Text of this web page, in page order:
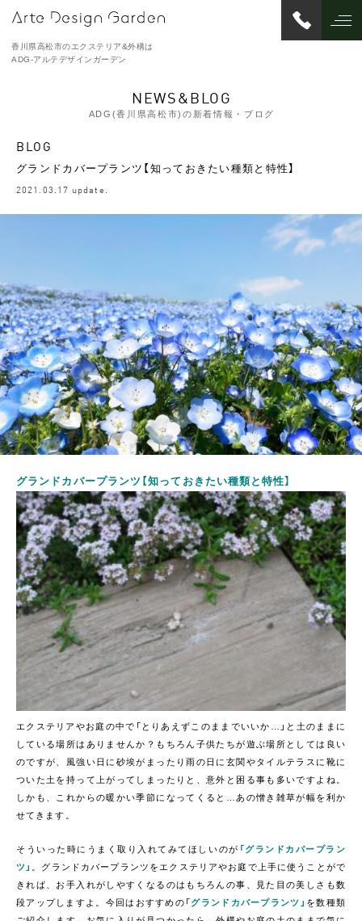
NEWS&BLOG
ADG(香川県高松市)の新着情報・ブログ
香川県高松市のエクステリア&外構は
ADG-アルテデザインガーデン
BLOG
グランドカバープランツ【知っておきたい種類と特性】
2021.03.17 update.
グランドカバープランツ【知っておきたい種類と特性】
エクステリアやお庭の中で「とりあえずこのままでいいか…」と土のままに
している場所はありませんか？もちろん子供たちが遊ぶ場所としては良い
のですが、風強い日に砂埃がまったり雨の日に玄関やタイルテラスに靴に
ついた土を持って上がってしまったりと、意外と困る事も多いですよね。
しかも、これからの暖かい季節になってくると…あの憎き雑草が幅を利か
せてきます。
そういった時にうまく取り入れてみてほしいのが 「グランドカバープラン
ツ」 。グランドカバープランツをエクステリアやお庭で上手に使うことがで
きれば、お手入れがしやすくなるのはもちろんの事、見た目の美しさも数
段アップしますよ。今回はおすすめの「 グランドカバープランツ」 を数種類